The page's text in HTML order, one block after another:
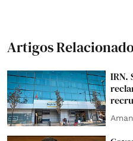
Artigos
IRN.